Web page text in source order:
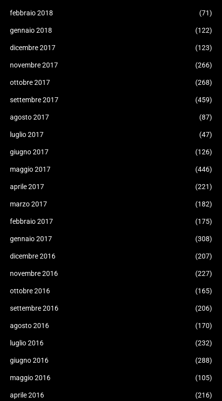
febbraio 2018 (71)
gennaio 2018 (122)
dicembre 2017 (123)
novembre 2017 (266)
ottobre 2017 (268)
settembre 2017 (459)
agosto 2017 (87)
luglio 2017 (47)
giugno 2017 (126)
maggio 2017 (446)
aprile 2017 (221)
marzo 2017 (182)
febbraio 2017 (175)
gennaio 2017 (308)
dicembre 2016 (207)
novembre 2016 (227)
ottobre 2016 (165)
settembre 2016 (206)
agosto 2016 (170)
luglio 2016 (232)
giugno 2016 (288)
maggio 2016 (105)
aprile 2016 (216)